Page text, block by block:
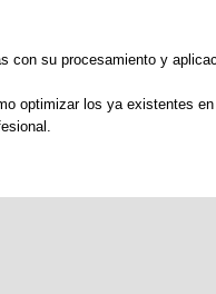
con su procesamiento y
optimizar los ya existentes en